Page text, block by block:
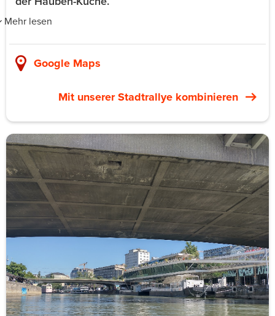
Mehr lesen
einzige Stadtkäserei. Die aktive Stadt-Molkerei ist an
Restaurant und Shop angeschlossen. Gruppen machen
Johannes Lingenhel selbst. An seiner Seite arbeitet
Schöpfern und Formen in derselben Küche, in der die
Verkaufskäse entstehen.
Das Format ist ein ganzer Abend. Nach dem
Käsemachen setzt sich die Gruppe zum mehrgängigen
Menü aus der Hausküche. Dazu gibt es eine begleitete
Käseverkostung und eine kuratierte Weinauswahl.
Firmentage sind so getaktet, dass die Firma das Lokal
exklusiv hat.
Gruppengröße: zehn bis 15 Personen, größere Buyouts
auf Anfrage. Der Abend läuft von 17:00 bis 21:30 und
kostet 170 € pro Person all-in. Begrüßungsdrink, Menü,
Käsegang, Verkostung und Getränke sind enthalten.
Google Maps
Mit unserer Stadtrallye kombinieren